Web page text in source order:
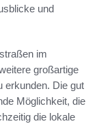
und
im
großartige
erkunden. Die gut
Möglichkeit, die
die lokale